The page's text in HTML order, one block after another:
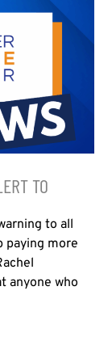
TO
to all
paying more
anyone who